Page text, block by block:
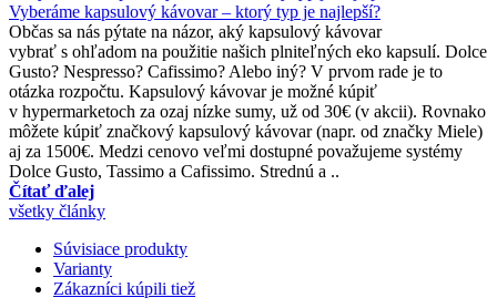
Vyberáme kapsulový kávovar – ktorý typ je najlepší?
Občas sa nás pýtate na názor, aký kapsulový kávovar
vybrať s ohľadom na použitie našich plniteľných eko kapsulí. Dolce
Gusto? Nespresso? Cafissimo? Alebo iný? V prvom rade je to
otázka rozpočtu. Kapsulový kávovar je možné kúpiť
v hypermarketoch za ozaj nízke sumy, už od 30€ (v akcii). Rovnako
môžete kúpiť značkový kapsulový kávovar (napr. od značky Miele)
aj za 1500€. Medzi cenovo veľmi dostupné považujeme systémy
Dolce Gusto, Tassimo a Cafissimo. Strednú a ..
Čítať ďalej
všetky články
Súvisiace produkty
Varianty
Zákazníci kúpili tiež